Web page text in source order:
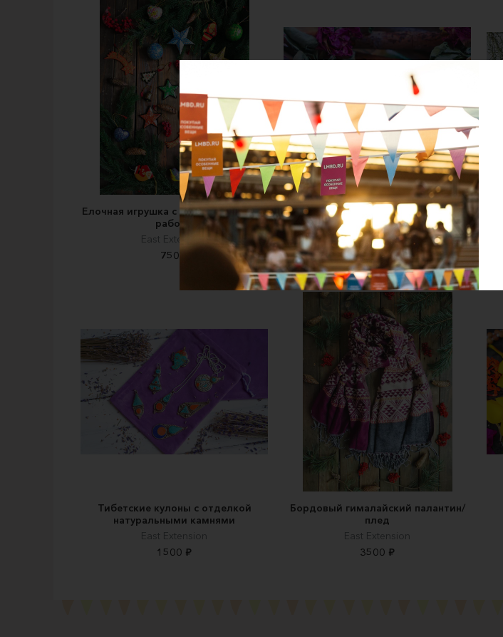
Елочная игрушка с росписью ручной
работы
East Extension
750 ₽
Серебряный браслет с жемчугом
East Extension
5650 ₽
Тибетские кулоны с отделкой
натуральными камнями
East Extension
1500 ₽
Бордовый гималайский палантин/
плед
East Extension
3500 ₽